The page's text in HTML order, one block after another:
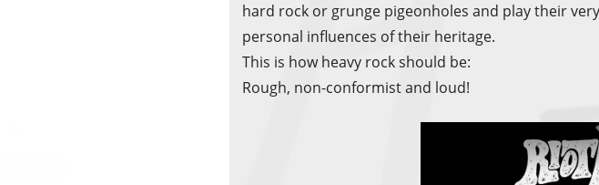
hard rock or grunge pigeonholes and play their
personal influences of their heritage.
This is how heavy rock should be:
Rough, non-conformist and loud!